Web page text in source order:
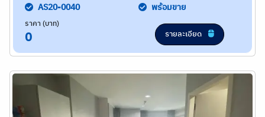
AS20-0040 พร้อมขาย
ราคา (บาท)
0 รายละเอียด